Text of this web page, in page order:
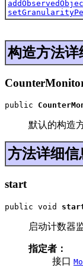
构造方法详
public
默认的构造
方法详细信
start
public void
启动计数器
指定者：
接口